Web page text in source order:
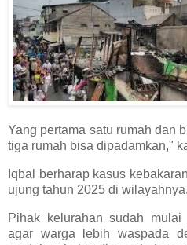
Yang pertama satu rumah dan
tiga rumah bisa dipadamkan,"
Iqbal berharap kasus
ujung tahun 2025 di wilayahnya.
Pihak kelurahan sudah mulai
agar warga lebih waspada